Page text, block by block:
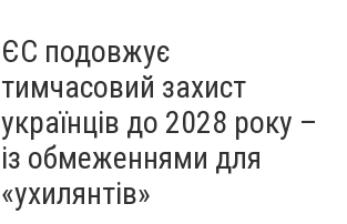
ЄС подовжує
тимчасовий захист
українців до 2028 року –
із обмеженнями для
«ухилянтів»